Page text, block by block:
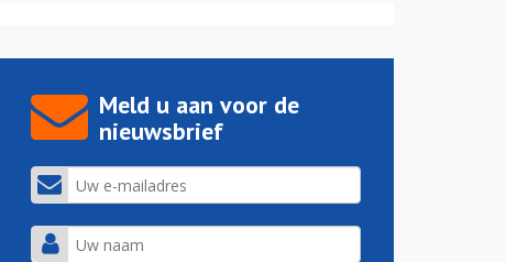
Meld u aan voor de
nieuwsbrief